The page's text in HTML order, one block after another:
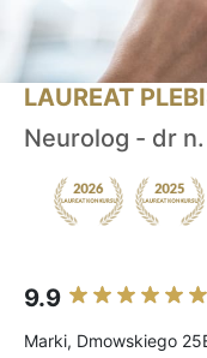
LAUREAT
Neurolog - dr
9.9
Marki, Dmowskiego